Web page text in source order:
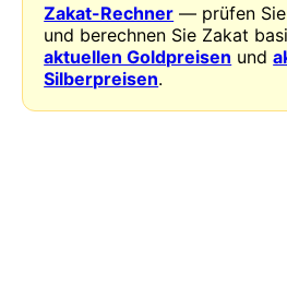
Zakat-Rechner — prüfen Sie
und berechnen Sie Zakat
aktuellen Goldpreisen und
Silberpreisen.